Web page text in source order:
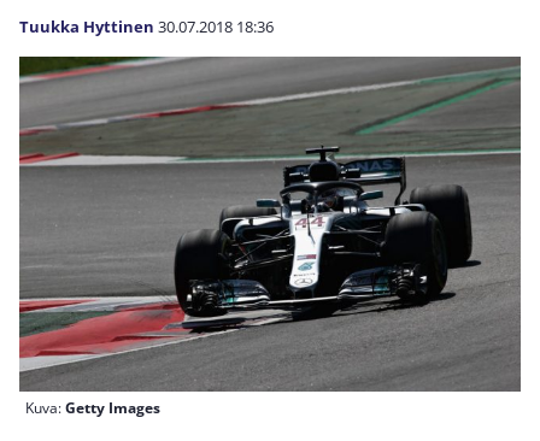
Tuukka Hyttinen 30.07.2018 18:36
Kuva:Getty Images